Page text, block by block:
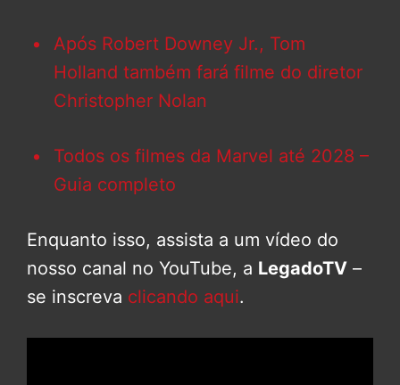
Após Robert Downey Jr., Tom
Holland também fará filme do diretor
Christopher Nolan
Todos os filmes da Marvel até 2028 –
Guia completo
Enquanto isso, assista a um vídeo do
nosso canal no YouTube, a LegadoTV –
se inscreva clicando aqui.